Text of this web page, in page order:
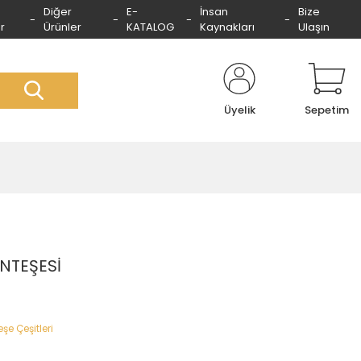
Diğer
Ürünler
E-
KATALOG
İnsan
Kaynakları
Bize
Ulaşın
Üyelik Sepetim
Çeşitleri